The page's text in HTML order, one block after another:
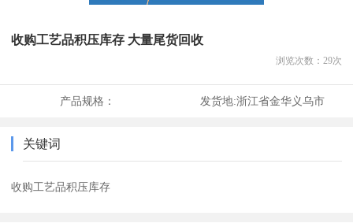
收购工艺品积压库存 大量尾货回收
浏览次数： 29次
产品规格： 发货地:浙江省金华义乌市
关键词
收购工艺品积压库存